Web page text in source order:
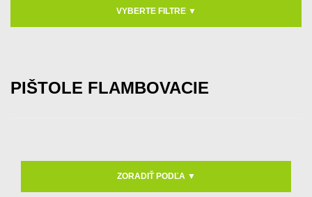
VYBERTE FILTRE ▼
PIŠTOLE FLAMBOVACIE
ZORADIŤ PODĽA ▼